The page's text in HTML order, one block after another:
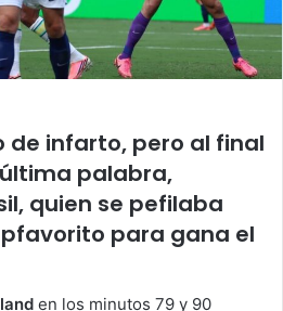
de infarto, pero al final
palabra,
quien se pefilaba
para gana el
en los minutos 79 y 90